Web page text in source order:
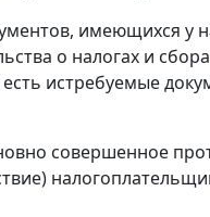
имеющихся у
о налогах и
истребуемые
совершенное